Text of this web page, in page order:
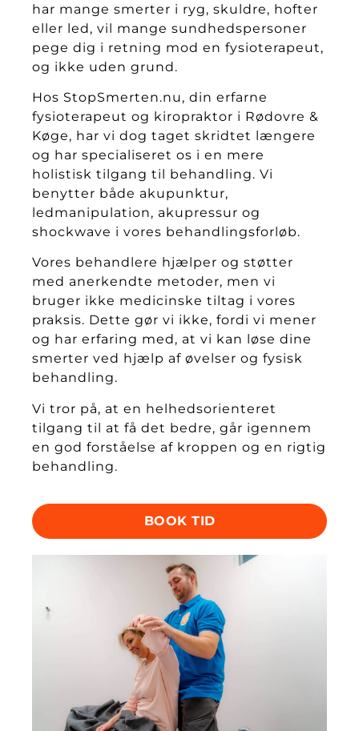
har mange smerter i ryg, skuldre, hofter
eller led, vil mange sundhedspersoner
pege dig i retning mod en fysioterapeut,
og ikke uden grund.
Hos StopSmerten.nu, din erfarne
fysioterapeut og kiropraktor i Rødovre &
Køge, har vi dog taget skridtet længere
og har specialiseret os i en mere
holistisk tilgang til behandling. Vi
benytter både akupunktur,
ledmanipulation, akupressur og
shockwave i vores behandlingsforløb.
Vores behandlere hjælper og støtter
med anerkendte metoder, men vi
bruger ikke medicinske tiltag i vores
praksis. Dette gør vi ikke, fordi vi mener
og har erfaring med, at vi kan løse dine
smerter ved hjælp af øvelser og fysisk
behandling.
Vi tror på, at en helhedsorienteret
tilgang til at få det bedre, går igennem
en god forståelse af kroppen og en rigtig
behandling.
BOOK TID